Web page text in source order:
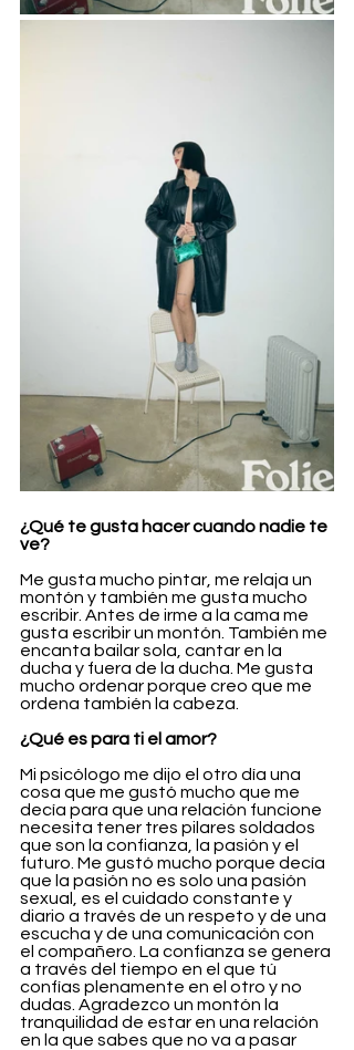
¿Qué te gusta hacer cuando nadie te
ve?
Me gusta mucho pintar, me relaja un
montón y también me gusta mucho
escribir. Antes de irme a la cama me
gusta escribir un montón. También me
encanta bailar sola, cantar en la
ducha y fuera de la ducha. Me gusta
mucho ordenar porque creo que me
ordena también la cabeza.
¿Qué es para ti el amor?
Mi psicólogo me dijo el otro día una
cosa que me gustó mucho que me
decía para que una relación funcione
necesita tener tres pilares soldados
que son la confianza, la pasión y el
futuro. Me gustó mucho porque decía
que la pasión no es solo una pasión
sexual, es el cuidado constante y
diario a través de un respeto y de una
escucha y de una comunicación con
el compañero. La confianza se genera
a través del tiempo en el que tú
confías plenamente en el otro y no
dudas. Agradezco un montón la
tranquilidad de estar en una relación
en la que sabes que no va a pasar